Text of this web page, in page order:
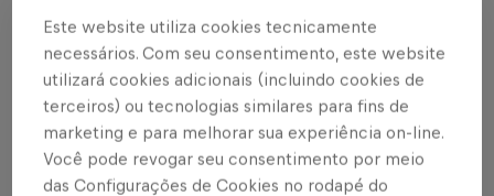
3. Luvas liberadas
4. Boné, sim! Óculos, só se for justo!
5. Nada de enganar com uniforme igual
Este website utiliza cookies tecnicamente
necessários. Com seu consentimento, este website
utilizará cookies adicionais (incluindo cookies de
terceiros) ou tecnologias similares para fins de
marketing e para melhorar sua experiência on-line.
Você pode revogar seu consentimento por meio
das Configurações de Cookies no rodapé do